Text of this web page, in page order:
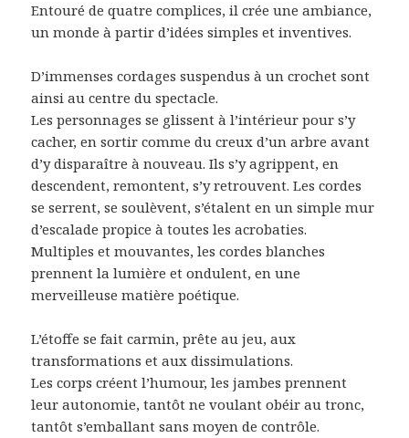
Entouré de quatre complices, il crée une ambiance,
un monde à partir d’idées simples et inventives.
D’immenses cordages suspendus à un crochet sont
ainsi au centre du spectacle.
Les personnages se glissent à l’intérieur pour s’y
cacher, en sortir comme du creux d’un arbre avant
d’y disparaître à nouveau. Ils s’y agrippent, en
descendent, remontent, s’y retrouvent. Les cordes
se serrent, se soulèvent, s’étalent en un simple mur
d’escalade propice à toutes les acrobaties.
Multiples et mouvantes, les cordes blanches
prennent la lumière et ondulent, en une
merveilleuse matière poétique.
L’étoffe se fait carmin, prête au jeu, aux
transformations et aux dissimulations.
Les corps créent l’humour, les jambes prennent
leur autonomie, tantôt ne voulant obéir au tronc,
tantôt s’emballant sans moyen de contrôle.